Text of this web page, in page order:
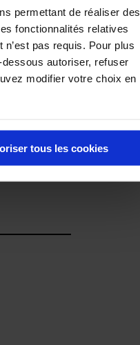
permettant de réaliser des
fonctionnalités relatives
pas requis. Pour plus
autoriser, refuser
modifier votre choix en
tous les cookies